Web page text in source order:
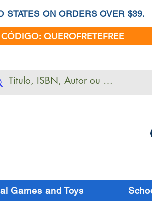
STATES ON ORDERS OVER $39.
QUEROFRETEFREE
Games and Toys